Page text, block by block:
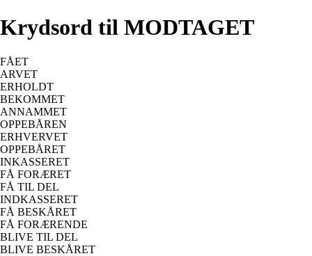
Krydsord til MODTAGET
FÅET
ARVET
ERHOLDT
BEKOMMET
ANNAMMET
OPPEBÅREN
ERHVERVET
OPPEBÅRET
INKASSERET
FÅ FORÆRET
FÅ TIL DEL
INDKASSERET
FÅ BESKÅRET
FÅ FORÆRENDE
BLIVE TIL DEL
BLIVE BESKÅRET